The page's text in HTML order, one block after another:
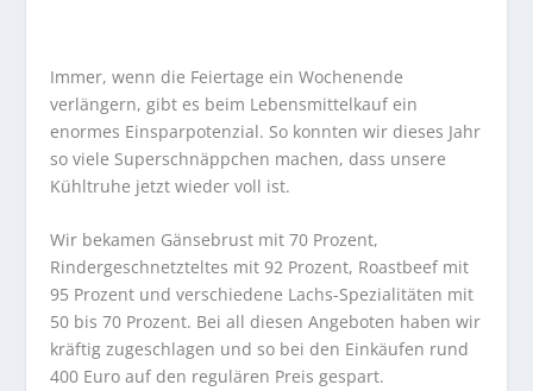
Immer, wenn die Feiertage ein Wochenende
verlängern, gibt es beim Lebensmittelkauf ein
enormes Einsparpotenzial. So konnten wir dieses Jahr
so viele Superschnäppchen machen, dass unsere
Kühltruhe jetzt wieder voll ist.
Wir bekamen Gänsebrust mit 70 Prozent,
Rindergeschnetzteltes mit 92 Prozent, Roastbeef mit
95 Prozent und verschiedene Lachs-Spezialitäten mit
50 bis 70 Prozent. Bei all diesen Angeboten haben wir
kräftig zugeschlagen und so bei den Einkäufen rund
400 Euro auf den regulären Preis gespart.